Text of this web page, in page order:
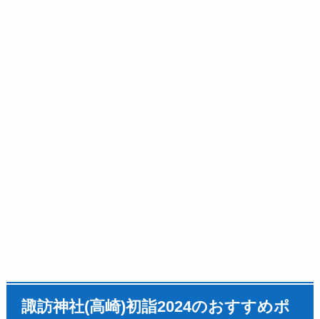
諏訪神社(高崎)初詣2024のおすすめポ